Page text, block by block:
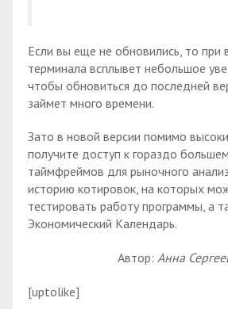
Если вы еще не обновились, то при
терминала всплывет небольшое
чтобы обновиться до последней
займет много времени.
Зато в новой версии помимо
получите доступ к гораздо
таймфреймов для рыночного
историю котировок, на которых
тестировать работу программы, а
Экономический Календарь.
Автор: Анна
[uptolike]